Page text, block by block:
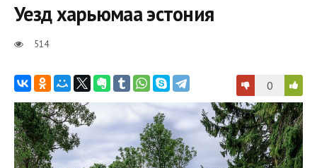
Уезд харьюмаа эстония
514
0